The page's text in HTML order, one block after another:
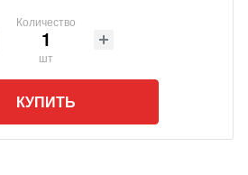
Количество
шт
КУПИТЬ